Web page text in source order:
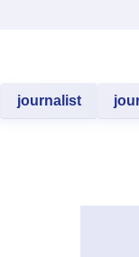
journalist